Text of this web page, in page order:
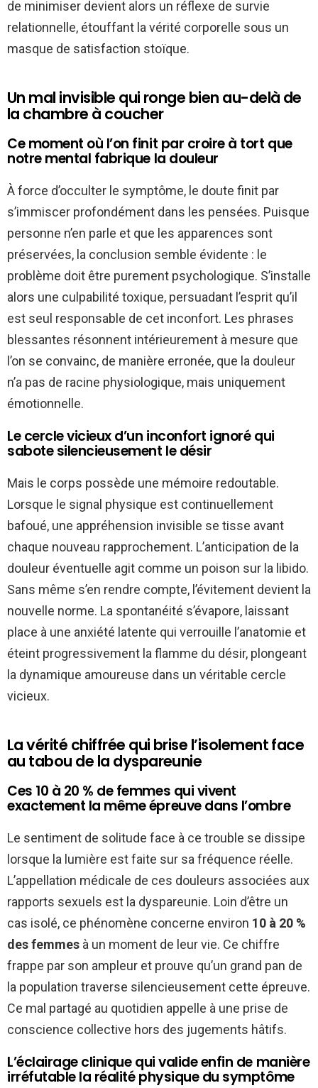
de minimiser devient alors un réflexe de survie
relationnelle, étouffant la vérité corporelle sous un
masque de satisfaction stoïque.
Un mal invisible qui ronge bien au-delà de
la chambre à coucher
Ce moment où l’on finit par croire à tort que
notre mental fabrique la douleur
À force d’occulter le symptôme, le doute finit par
s’immiscer profondément dans les pensées. Puisque
personne n’en parle et que les apparences sont
préservées, la conclusion semble évidente : le
problème doit être purement psychologique. S’installe
alors une culpabilité toxique, persuadant l’esprit qu’il
est seul responsable de cet inconfort. Les phrases
blessantes résonnent intérieurement à mesure que
l’on se convainc, de manière erronée, que la douleur
n’a pas de racine physiologique, mais uniquement
émotionnelle.
Le cercle vicieux d’un inconfort ignoré qui
sabote silencieusement le désir
Mais le corps possède une mémoire redoutable.
Lorsque le signal physique est continuellement
bafoué, une appréhension invisible se tisse avant
chaque nouveau rapprochement. L’anticipation de la
douleur éventuelle agit comme un poison sur la libido.
Sans même s’en rendre compte, l’évitement devient la
nouvelle norme. La spontanéité s’évapore, laissant
place à une anxiété latente qui verrouille l’anatomie et
éteint progressivement la flamme du désir, plongeant
la dynamique amoureuse dans un véritable cercle
vicieux.
La vérité chiffrée qui brise l’isolement face
au tabou de la dyspareunie
Ces 10 à 20 % de femmes qui vivent
exactement la même épreuve dans l’ombre
Le sentiment de solitude face à ce trouble se dissipe
lorsque la lumière est faite sur sa fréquence réelle.
L’appellation médicale de ces douleurs associées aux
rapports sexuels est la dyspareunie. Loin d’être un
cas isolé, ce phénomène concerne environ 10 à 20 %
des femmes à un moment de leur vie. Ce chiffre
frappe par son ampleur et prouve qu’un grand pan de
la population traverse silencieusement cette épreuve.
Ce mal partagé au quotidien appelle à une prise de
conscience collective hors des jugements hâtifs.
L’éclairage clinique qui valide enfin de manière
irréfutable la réalité physique du symptôme